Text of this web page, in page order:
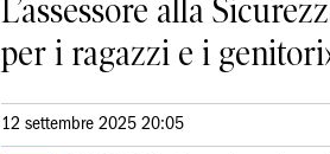
L’assessore alla
per i ragazzi e i
12 settembre 2025 20:05